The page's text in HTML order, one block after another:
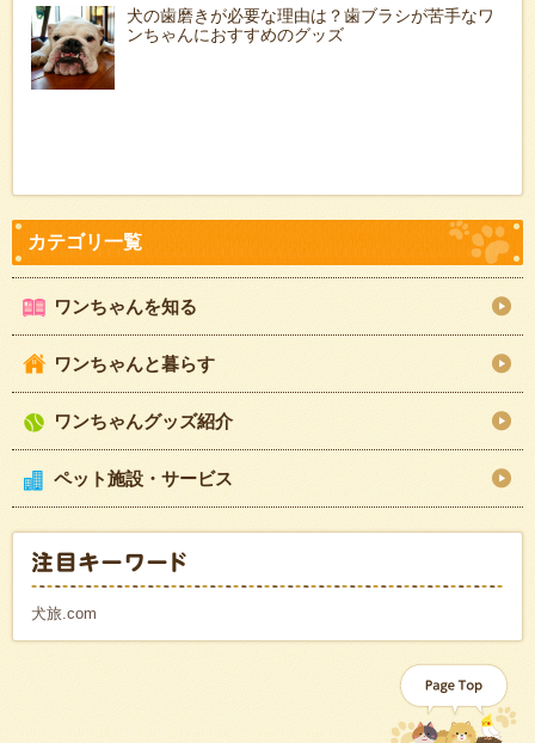
犬の歯磨きが必要な理由は？歯ブラシが苦手なワ
ンちゃんにおすすめのグッズ
ワンちゃんを知る
ワンちゃんと暮らす
ワンちゃんグッズ紹介
ペット施設・サービス
犬旅.com